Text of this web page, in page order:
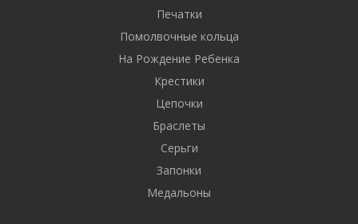
Печатки
Помолвочные кольца
На Рождение Ребенка
Крестики
Цепочки
Браслеты
Серьги
Запонки
Медальоны